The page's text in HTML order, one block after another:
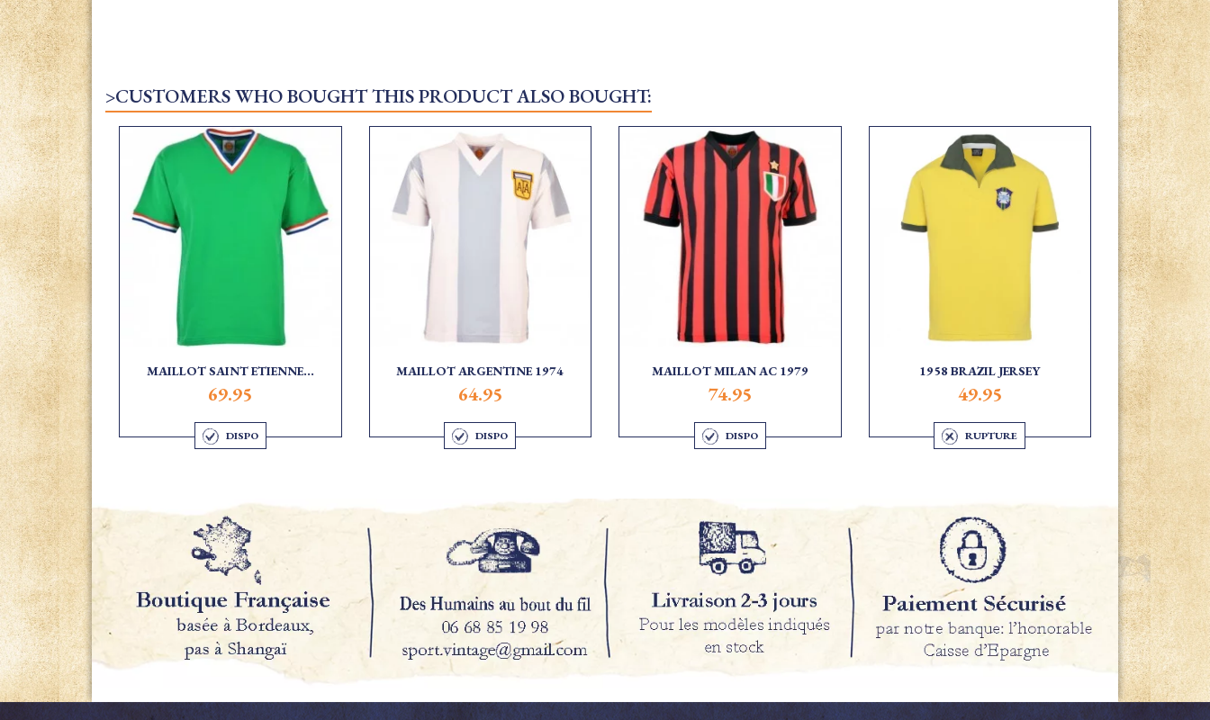
>CUSTOMERS WHO BOUGHT THIS PRODUCT ALSO BOUGHT:
MAILLOT SAINT ETIENNE...
69.95
DISPO
MAILLOT ARGENTINE 1974
64.95
DISPO
MAILLOT MILAN AC 1979
74.95
DISPO
1958 BRAZIL JERSEY
49.95
RUPTURE